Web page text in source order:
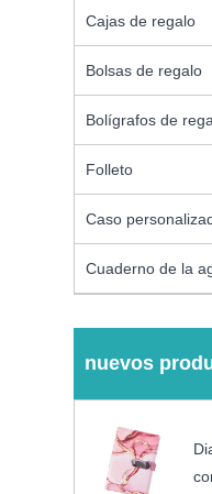
Cajas de regalo
Bolsas de regalo
Bolígrafos de
Folleto
Caso
Cuaderno de la
nuevos